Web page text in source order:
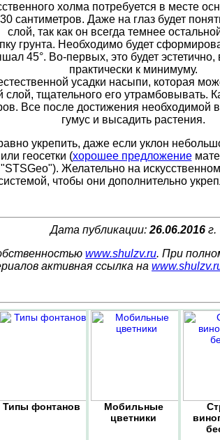
холма потребуется в месте
сантиметров. Даже на глаз будет
слой, так как он всегда темнее
грунта. Необходимо будет
45°. Во-первых, это будет
практически к минимуму.
усадки насыпи, которая
слой, тщательного его
Все после достижения
гумус и высадить растения.
укрепить, даже если уклон
геосетки (хорошее предложение
Желательно на
чтобы они дополнительно
Дата публикации: 26.06.2016 г.
www.shulzv.ru. При
активная ссылка на
Типы фонтанов
Мобильные
цветники